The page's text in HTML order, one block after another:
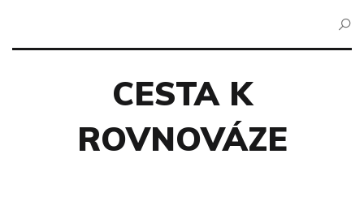
CESTA K
ROVNOVÁZE